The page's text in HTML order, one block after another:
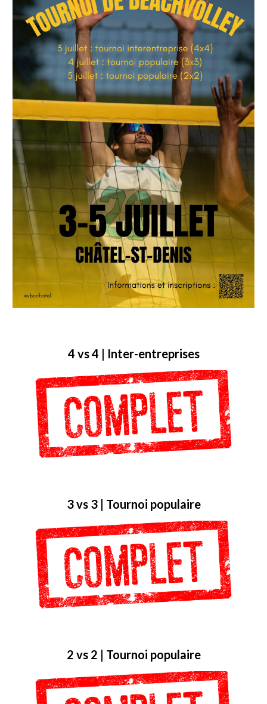
4 vs4 | Inter-entreprises
3vs 3 | Tournoi populaire
2 vs 2 | Tournoi populaire